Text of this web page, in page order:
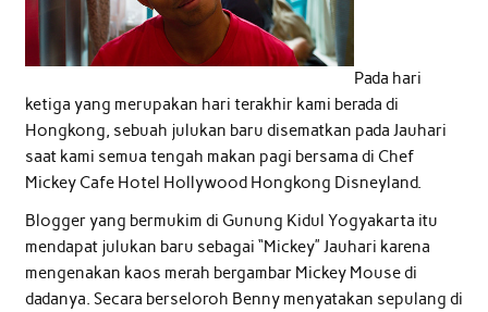
Pada hari
ketiga yang merupakan hari terakhir kami berada di
Hongkong, sebuah julukan baru disematkan pada Jauhari
saat kami semua tengah makan pagi bersama di Chef
Mickey Cafe Hotel Hollywood Hongkong Disneyland.
Blogger yang bermukim di Gunung Kidul Yogyakarta itu
mendapat julukan baru sebagai “Mickey” Jauhari karena
mengenakan kaos merah bergambar Mickey Mouse di
dadanya. Secara berseloroh Benny menyatakan sepulang di